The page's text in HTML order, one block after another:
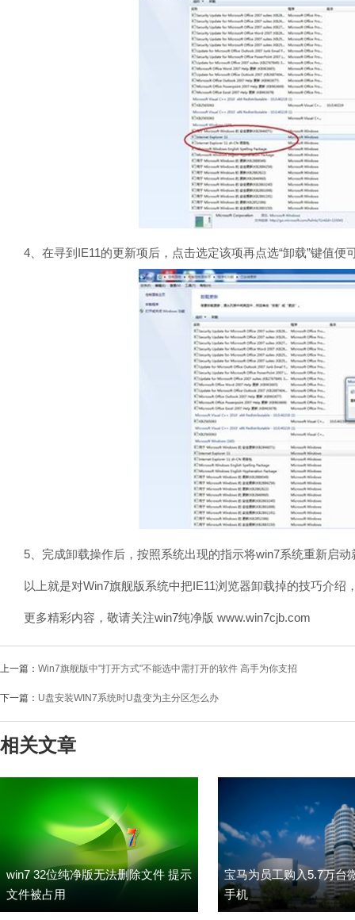
4、在寻到IE11的更新项后，点击选定该项再点选“卸载”键值便
5、完成卸载操作后，按照系统出现的指示将win7系统重新启动
以上就是对Win7旗舰版系统中把IE11浏览器卸载掉的技巧介绍
更多精彩内容，敬请关注win7纯净版 www.win7cjb.com
上一篇： Win7旗舰版中"打开方式"不能选中需打开的软件 高手为你支招
下一篇： U盘安装WIN7系统时U盘变为主分区怎么办
相关文章
win7 32位纯净版无法删除文件 提示
文件被占用
宝马为员工购入5.7万台
手机